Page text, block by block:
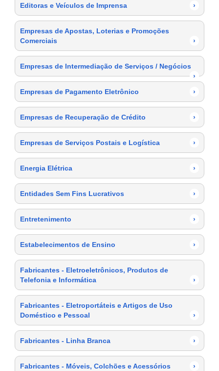
Editoras e Veículos de Imprensa ›
Empresas de Apostas, Loterias e Promoções
Comerciais
›
Empresas de Intermediação de Serviços / Negócios
›
Empresas de Pagamento Eletrônico
›
Empresas de Recuperação de Crédito ›
Empresas de Serviços Postais e Logística ›
Energia Elétrica ›
Entidades Sem Fins Lucrativos ›
Entretenimento ›
Estabelecimentos de Ensino ›
Fabricantes - Eletroeletrônicos, Produtos de
Telefonia e Informática
›
Fabricantes - Eletroportáteis e Artigos de Uso
Doméstico e Pessoal
›
Fabricantes - Linha Branca ›
Fabricantes - Móveis, Colchões e Acessórios ›